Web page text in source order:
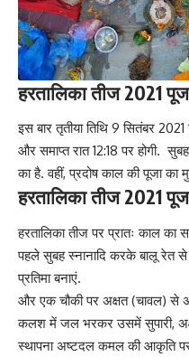
हरतालिका तीज 2021
इस बार तृतीया तिथि 9 सितंबर
और समाप्त रात 12:18 पर होगी.
का है. वहीं, प्रदोष काल की पूजा
हरतालिका तीज 2021
हरतालिका तीज पर प्रातः काल
पहले सुबह स्नानादि करके बालू रेत
प्रतिमा बनाएं.
और एक चौकी पर अक्षत (चावल) से
कलश में जल भरकर उसमें सुपारी,
स्थापना अष्टदल कमल की आकृति